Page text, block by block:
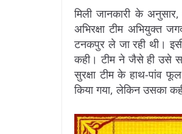
मिली जानकारी के
अभिरक्षा टीम अभियुक्त
टनकपुर ले जा रही थी।
कही। टीम ने जैसे ही उसे
सुरक्षा टीम के हाथ-पांव
किया गया, लेकिन उसका